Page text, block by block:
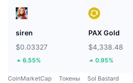
siren
$0.03327
6.55%
PAX Gold
$4,338.48
0.95%
CoinMarketCap Токены Sol Bastard